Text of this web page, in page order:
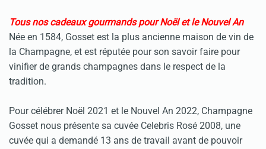
Tous nos cadeaux gourmands pour Noël et le Nouvel An
Née en 1584, Gosset est la plus ancienne maison de vin de
la Champagne, et est réputée pour son savoir faire pour
vinifier de grands champagnes dans le respect de la
tradition.
Pour célébrer Noël 2021 et le Nouvel An 2022, Champagne
Gosset nous présente sa cuvée Celebris Rosé 2008, une
cuvée qui a demandé 13 ans de travail avant de pouvoir